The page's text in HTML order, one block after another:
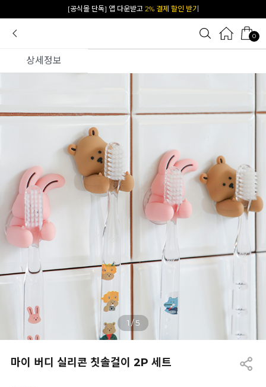
카카오 플친 추가하면1천원 즉시 할인 쿠폰
0
상세정보
1 /5
마이 버디 실리콘 칫솔걸이 2P 세트